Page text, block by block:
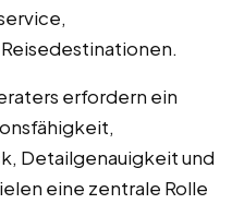
erfordern ein
Detailgenauigkeit und
eine zentrale Rolle